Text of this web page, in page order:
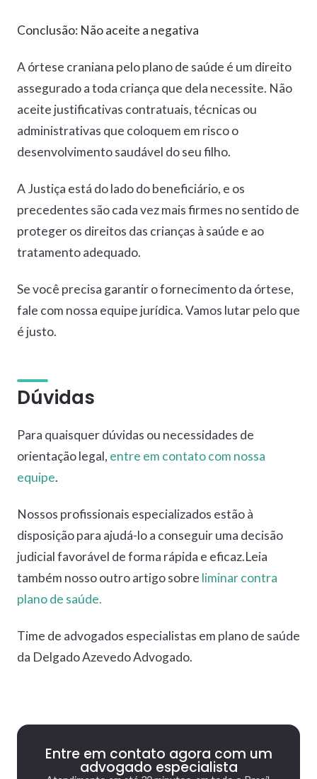
Conclusão: Não aceite a negativa
A órtese craniana pelo plano de saúde é um direito
assegurado a toda criança que dela necessite. Não
aceite justificativas contratuais, técnicas ou
administrativas que coloquem em risco o
desenvolvimento saudável do seu filho.
A Justiça está do lado do beneficiário, e os
precedentes são cada vez mais firmes no sentido de
proteger os direitos das crianças à saúde e ao
tratamento adequado.
Se você precisa garantir o fornecimento da órtese,
fale com nossa equipe jurídica. Vamos lutar pelo que
é justo.
Dúvidas
Para quaisquer dúvidas ou necessidades de
orientação legal, entre em contato com nossa
equipe.
Nossos profissionais especializados estão à
disposição para ajudá-lo a conseguir uma decisão
judicial favorável de forma rápida e eficaz.Leia
também nosso outro artigo sobre liminar contra
plano de saúde.
Time de advogados especialistas em plano de saúde
da Delgado Azevedo Advogado.
Entre em contato agora com um
advogado especialista